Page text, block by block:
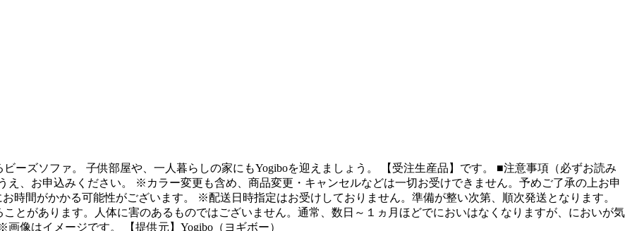
ーズソファ。 子供部屋や、一人暮らしの家にもYogiboを迎えましょう。 【受注生産品】です。 ■注意事項（必ずお読み
、お申込みください。 ※カラー変更も含め、商品変更・キャンセルなどは一切お受けできません。予めご了承の上お申
時間がかかる可能性がございます。 ※配送日時指定はお受けしておりません。準備が整い次第、順次発送となります。
とがあります。人体に害のあるものではございません。通常、数日～１ヵ月ほどでにおいはなくなりますが、においが気
像はイメージです。 【提供元】Yogibo（ヨギボー）